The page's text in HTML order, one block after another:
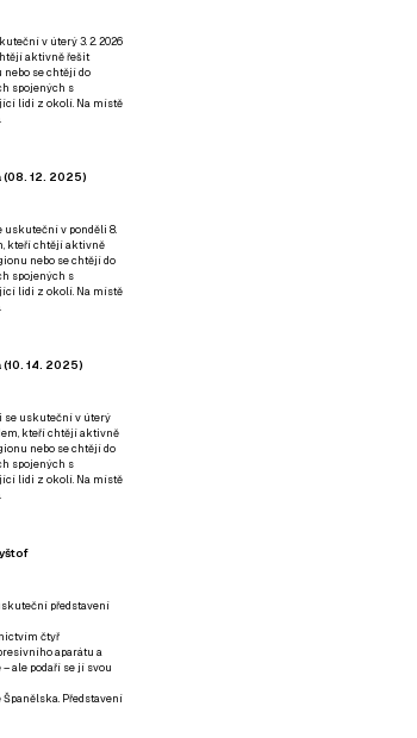
v úterý 3. 2. 2026
aktivně řešit
se chtějí do
spojených s
lidi z okolí. Na místě
12. 2025)
uskuteční v ponděli 8.
kteří chtějí aktivně
nebo se chtějí do
spojených s
lidi z okolí. Na místě
14. 2025)
se uskuteční v úterý
kteří chtějí aktivně
nebo se chtějí do
spojených s
lidi z okolí. Na místě
představení
čtyř
aparátu a
ale podaří se jí svou
Představení